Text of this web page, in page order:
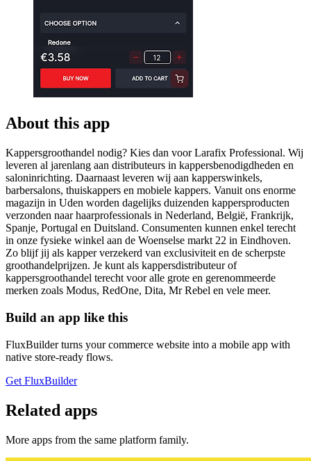
About this app
Kappersgroothandel nodig? Kies dan voor Larafix Professional. Wij
leveren al jarenlang aan distributeurs in kappersbenodigdheden en
saloninrichting. Daarnaast leveren wij aan kapperswinkels,
barbersalons, thuiskappers en mobiele kappers. Vanuit ons enorme
magazijn in Uden worden dagelijks duizenden kappersproducten
verzonden naar haarprofessionals in Nederland, België, Frankrijk,
Spanje, Portugal en Duitsland. Consumenten kunnen enkel terecht
in onze fysieke winkel aan de Woenselse markt 22 in Eindhoven.
Zo blijf jij als kapper verzekerd van exclusiviteit en de scherpste
groothandelprijzen. Je kunt als kappersdistributeur of
kappersgroothandel terecht voor alle grote en gerenommeerde
merken zoals Modus, RedOne, Dita, Mr Rebel en vele meer.
Build an app like this
FluxBuilder turns your commerce website into a mobile app with
native store-ready flows.
Get FluxBuilder
Related apps
More apps from the same platform family.